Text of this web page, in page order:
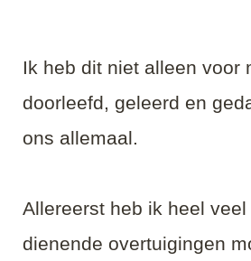
Ik heb dit niet alleen voor
doorleefd, geleerd en
ons allemaal.
Allereerst heb ik heel
dienende overtuigingen